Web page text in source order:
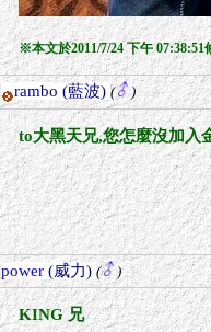
※本文於2011/7/24 下午
rambo (藍波) ( )
to大黑天兄,您怎麼沒加入
power(威力) ( )
KING 兄